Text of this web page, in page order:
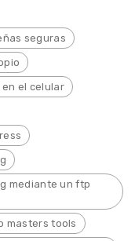
seguras
el celular
mediante un ftp
masters tools